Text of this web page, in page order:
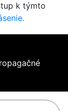
k týmto